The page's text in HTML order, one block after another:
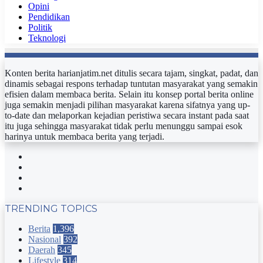
Opini
Pendidikan
Politik
Teknologi
Konten berita harianjatim.net ditulis secara tajam, singkat, padat, dan
dinamis sebagai respons terhadap tuntutan masyarakat yang semakin
efisien dalam membaca berita. Selain itu konsep portal berita online
juga semakin menjadi pilihan masyarakat karena sifatnya yang up-
to-date dan melaporkan kejadian peristiwa secara instant pada saat
itu juga sehingga masyarakat tidak perlu menunggu sampai esok
harinya untuk membaca berita yang terjadi.
TRENDING TOPICS
Berita 1,396
Nasional 392
Daerah 345
Lifestyle 314